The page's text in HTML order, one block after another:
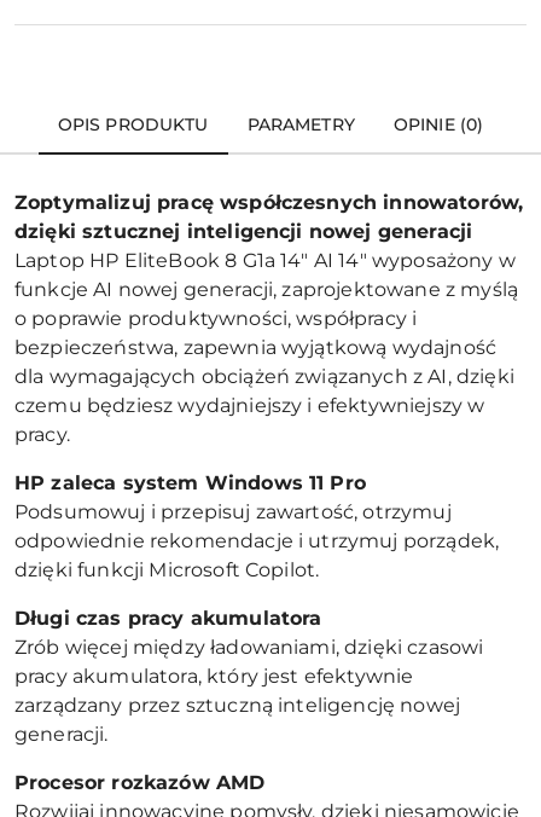
OPIS PRODUKTU PARAMETRY OPINIE (0)
Zoptymalizuj pracę współczesnych innowatorów,
dzięki sztucznej inteligencji nowej generacji
Laptop HP EliteBook 8 G1a 14" AI 14" wyposażony w
funkcje AI nowej generacji, zaprojektowane z myślą
o poprawie produktywności, współpracy i
bezpieczeństwa, zapewnia wyjątkową wydajność
dla wymagających obciążeń związanych z AI, dzięki
czemu będziesz wydajniejszy i efektywniejszy w
pracy.
HP zaleca system Windows 11 Pro
Podsumowuj i przepisuj zawartość, otrzymuj
odpowiednie rekomendacje i utrzymuj porządek,
dzięki funkcji Microsoft Copilot.
Długi czas pracy akumulatora
Zrób więcej między ładowaniami, dzięki czasowi
pracy akumulatora, który jest efektywnie
zarządzany przez sztuczną inteligencję nowej
generacji.
Procesor rozkazów AMD
Rozwijaj innowacyjne pomysły, dzięki niesamowicie